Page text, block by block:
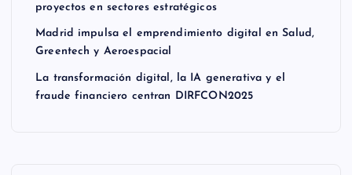
proyectos en sectores estratégicos
Madrid impulsa el emprendimiento digital en Salud,
Greentech y Aeroespacial
La transformación digital, la IA generativa y el
fraude financiero centran DIRFCON2025